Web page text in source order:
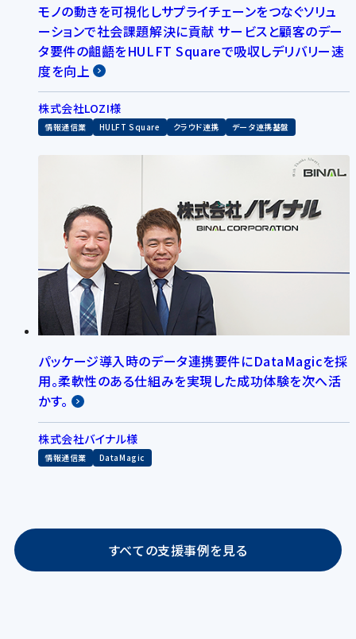
モノの動きを可視化しサプライチェーンをつなぐソリュ
ーションで社会課題解決に貢献 サービスと顧客のデー
タ要件の齟齬をHULFT Squareで吸収しデリバリー速
度を向上
株式会社LOZI様
情報通信業 HULFT Square クラウド連携 データ連携基盤
パッケージ導入時のデータ連携要件にDataMagicを採
用。柔軟性のある仕組みを実現した成功体験を次へ活
かす。
株式会社バイナル様
情報通信業 DataMagic
すべての支援事例を見る